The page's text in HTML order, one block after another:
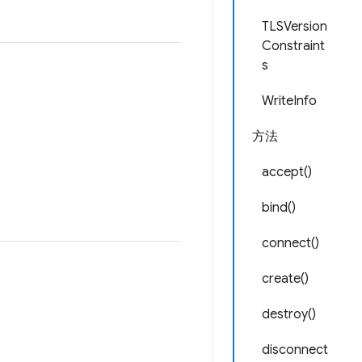
TLSVersion
Constraint
s
WriteInfo
方法
accept()
bind()
connect()
create()
destroy()
disconnect